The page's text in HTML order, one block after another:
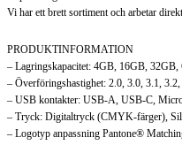
Vi har ett brett sortiment och arbetar
PRODUKTINFORMATION
– Lagringskapacitet: 4GB, 16GB,
– Överföringshastighet: 2.0, 3.0, 3.1,
– USB kontakter: USB-A, USB-C,
– Tryck: Digitaltryck (CMYK-färger),
– Logotyp anpassning Pantone®